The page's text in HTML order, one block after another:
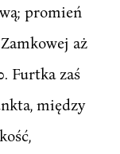
promień
aż
Furtka zaś
między